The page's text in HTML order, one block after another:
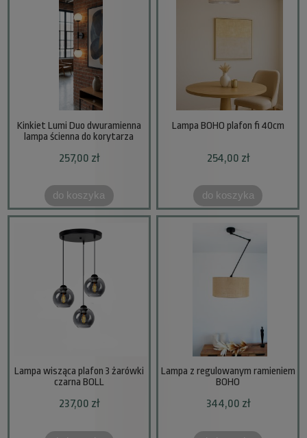
Kinkiet Lumi Duo dwuramienna
lampa ścienna do korytarza
257,00 zł
do koszyka
Lampa BOHO plafon fi 40cm
254,00 zł
do koszyka
Lampa wisząca plafon 3 żarówki
czarna BOLL
237,00 zł
Lampa z regulowanym ramieniem
BOHO
344,00 zł